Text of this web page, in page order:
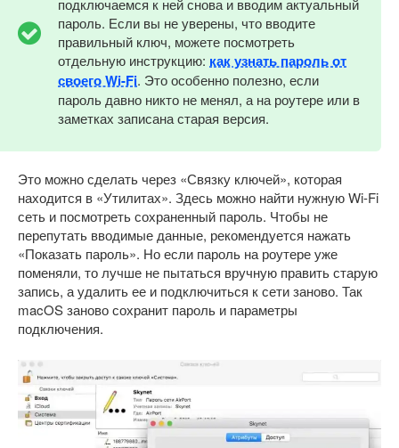
подключаемся к ней снова и вводим актуальный
пароль. Если вы не уверены, что вводите
правильный ключ, можете посмотреть
отдельную инструкцию: как узнать пароль от
своего Wi-Fi. Это особенно полезно, если
пароль давно никто не менял, а на роутере или в
заметках записана старая версия.
Это можно сделать через «Связку ключей», которая
находится в «Утилитах». Здесь можно найти нужную Wi-Fi
сеть и посмотреть сохраненный пароль. Чтобы не
перепутать вводимые данные, рекомендуется нажать
«Показать пароль». Но если пароль на роутере уже
поменяли, то лучше не пытаться вручную править старую
запись, а удалить ее и подключиться к сети заново. Так
macOS заново сохранит пароль и параметры
подключения.